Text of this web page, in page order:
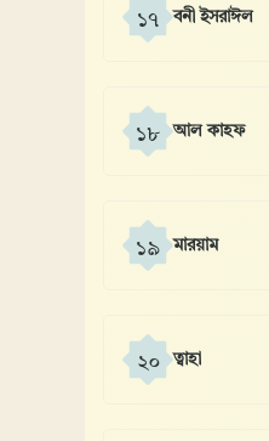
১৭ বনী ইসরাঈল
১৮ আল কাহফ
১৯ মারয়াম
২০ ত্বাহা